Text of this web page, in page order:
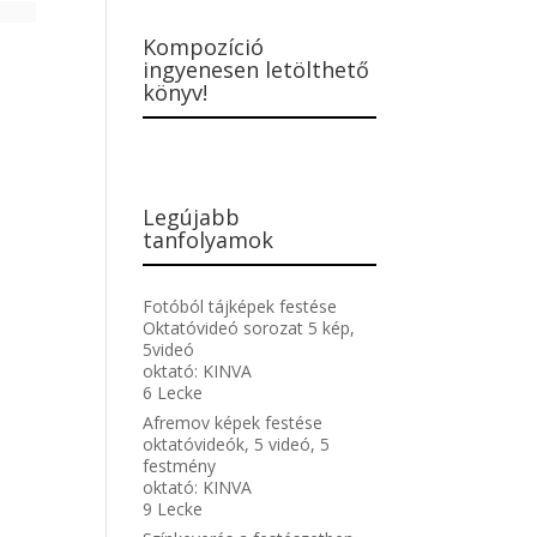
Kompozíció
ingyenesen letölthető
könyv!
Legújabb
tanfolyamok
Fotóból tájképek festése
Oktatóvideó sorozat 5 kép,
5videó
oktató: KINVA
6 Lecke
Afremov képek festése
oktatóvideók, 5 videó, 5
festmény
oktató: KINVA
9 Lecke